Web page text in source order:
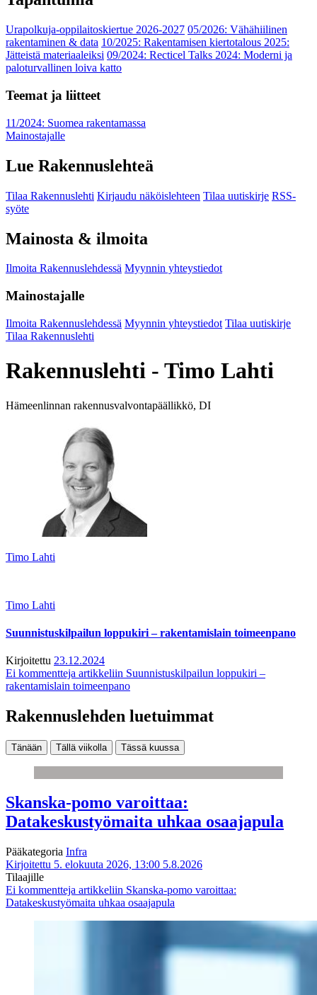
Urapolkuja-oppilaitoskiertue 2026-2027 05/2026: Vähähiilinen
rakentaminen & data 10/2025: Rakentamisen kiertotalous 2025:
Jätteistä materiaaleiksi 09/2024: Recticel Talks 2024: Moderni ja
paloturvallinen loiva katto
Teemat ja liitteet
11/2024: Suomea rakentamassa
Mainostajalle
Lue Rakennuslehteä
Tilaa Rakennuslehti Kirjaudu näköislehteen Tilaa uutiskirje RSS-
syöte
Mainosta & ilmoita
Ilmoita Rakennuslehdessä Myynnin yhteystiedot
Mainostajalle
Ilmoita Rakennuslehdessä Myynnin yhteystiedot Tilaa uutiskirje
Tilaa Rakennuslehti
Rakennuslehti - Timo Lahti
Hämeenlinnan rakennusvalvontapäällikkö, DI
Timo Lahti
Timo Lahti
Suunnistuskilpailun loppukiri – rakentamislain toimeenpano
Kirjoitettu 23.12.2024
Ei kommentteja artikkeliin Suunnistuskilpailun loppukiri –
rakentamislain toimeenpano
Rakennuslehden luetuimmat
Tänään Tällä viikolla Tässä kuussa
Skanska-pomo varoittaa:
Datakeskustyömaita uhkaa osaajapula
Pääkategoria Infra
Kirjoitettu 5. elokuuta 2026, 13:00 5.8.2026
Tilaajille
Ei kommentteja artikkeliin Skanska-pomo varoittaa:
Datakeskustyömaita uhkaa osaajapula